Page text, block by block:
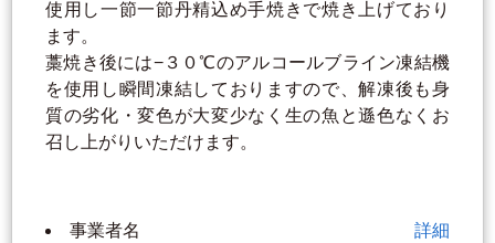
使用し一節一節丹精込め手焼きで焼き上げており
ます。
藁焼き後には−３０℃のアルコールブライン凍結機
を使用し瞬間凍結しておりますので、解凍後も身
質の劣化・変色が大変少なく生の魚と遜色なくお
召し上がりいただけます。
事業者名 詳細